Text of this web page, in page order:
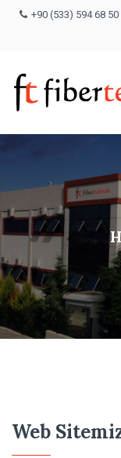
+90 (533) 594 68 50
Web